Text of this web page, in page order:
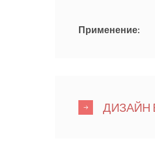
Применение:
ДИЗАЙН